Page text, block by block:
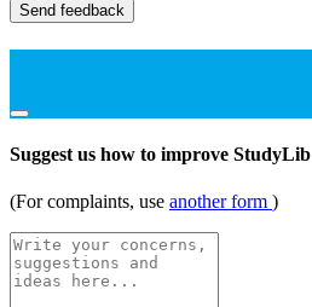
Send feedback
Suggest us how to improve StudyLib
(For complaints, use another form )